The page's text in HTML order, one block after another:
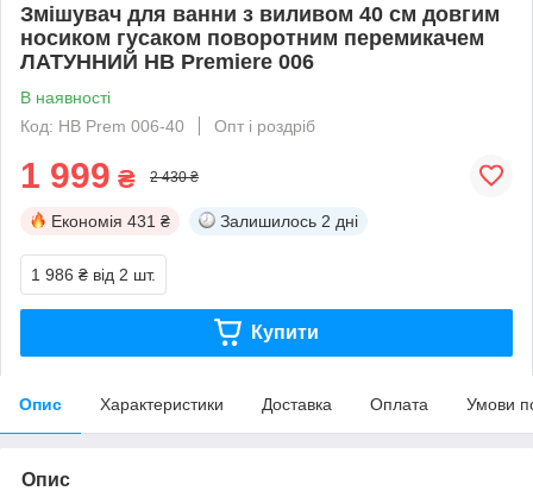
Змішувач для ванни з виливом 40 см довгим
носиком гусаком поворотним перемикачем
ЛАТУННИЙ HB Premiere 006
В наявності
Код: HB Prem 006-40
Опт і роздріб
1 999 ₴ 2 430 ₴
Економія 431 ₴ Залишилось 2 дні
1 986 ₴ від 2 шт.
Купити
Опис Характеристики Доставка Оплата Умови
Опис